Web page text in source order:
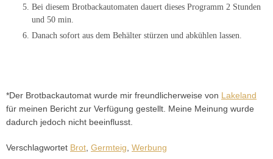
Bei diesem Brotbackautomaten dauert dieses Programm 2 Stunden
und 50 min.
Danach sofort aus dem Behälter stürzen und abkühlen lassen.
*Der Brotbackautomat wurde mir freundlicherweise von Lakeland
für meinen Bericht zur Verfügung gestellt. Meine Meinung wurde
dadurch jedoch nicht beeinflusst.
Verschlagwortet Brot, Germteig, Werbung